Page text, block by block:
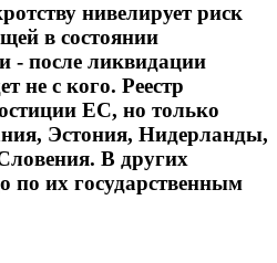
нивелирует риск
в состоянии
- после ликвидации
не с кого. Реестр
ЕС, но только
Эстония, Нидерланды,
В других
по их государственным